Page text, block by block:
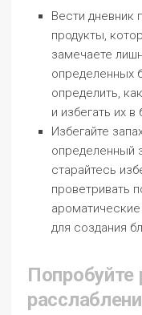
Вести дневник
продукты,
замечаете
определенных
определить,
и избегать их
Избегайте
определенный
старайтесь
проветривать
для создания